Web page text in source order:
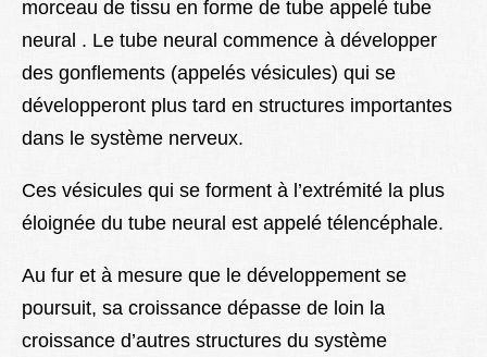
morceau de tissu en forme de tube appelé tube
neural . Le tube neural commence à développer
des gonflements (appelés vésicules) qui se
développeront plus tard en structures importantes
dans le système nerveux.
Ces vésicules qui se forment à l’extrémité la plus
éloignée du tube neural est appelé télencéphale.
Au fur et à mesure que le développement se
poursuit, sa croissance dépasse de loin la
croissance d’autres structures du système